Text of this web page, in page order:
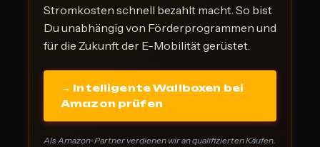
Stromkosten schnell bezahlt macht. So bist
Du unabhängig von Förderprogrammen und
für die Zukunft der E-Mobilität gerüstet.
→ Intelligente Wallboxen bei
Amazon prüfen
Als Amazon-Partner verdienen wir an qualifizierten Käufen.